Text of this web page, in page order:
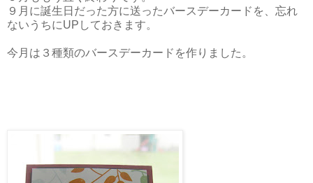
９月に誕生日だった方に送ったバースデーカードを、忘れ
ないうちにUPしておきます。
今月は３種類のバースデーカードを作りました。